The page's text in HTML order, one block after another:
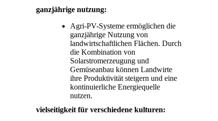
ganzjährige nutzung:
Agri-PV-Systeme ermöglichen die
ganzjährige Nutzung von
landwirtschaftlichen Flächen. Durch
die Kombination von
Solarstromerzeugung und
Gemüseanbau können Landwirte
ihre Produktivität steigern und eine
kontinuierliche Energiequelle
nutzen.
vielseitigkeit für verschiedene kulturen: